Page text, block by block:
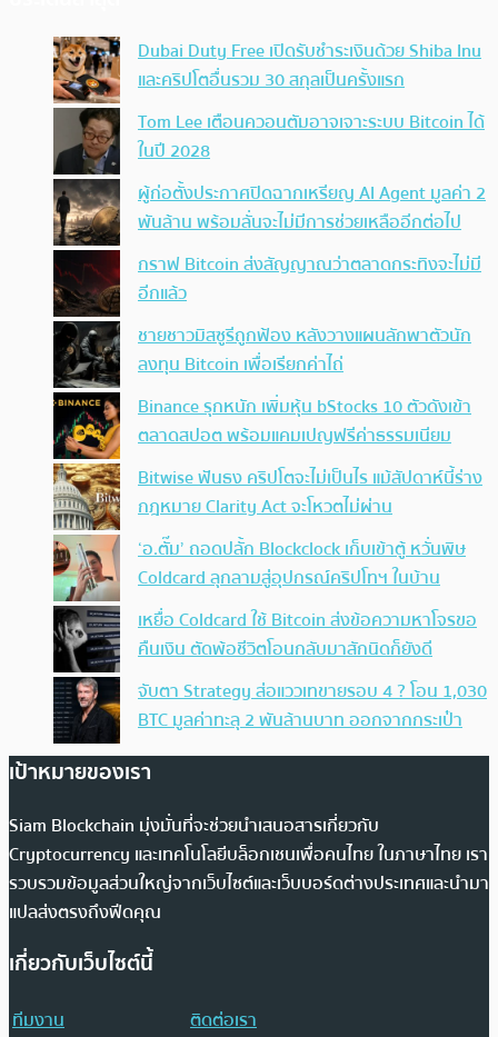
Dubai Duty Free เปิดรับชำระเงินด้วย Shiba Inu
และคริปโตอื่นรวม 30 สกุลเป็นครั้งแรก
Tom Lee เตือนควอนตัมอาจเจาะระบบ Bitcoin ได้
ในปี 2028
ผู้ก่อตั้งประกาศปิดฉากเหรียญ AI Agent มูลค่า 2
พันล้าน พร้อมลั่นจะไม่มีการช่วยเหลืออีกต่อไป
กราฟ Bitcoin ส่งสัญญาณว่าตลาดกระทิงจะไม่มี
อีกแล้ว
ชายชาวมิสซูรีถูกฟ้อง หลังวางแผนลักพาตัวนัก
ลงทุน Bitcoin เพื่อเรียกค่าไถ่
Binance รุกหนัก เพิ่มหุ้น bStocks 10 ตัวดังเข้า
ตลาดสปอต พร้อมแคมเปญฟรีค่าธรรมเนียม
Bitwise ฟันธง คริปโตจะไม่เป็นไร แม้สัปดาห์นี้ร่าง
กฎหมาย Clarity Act จะโหวตไม่ผ่าน
‘อ.ตั๊ม’ ถอดปลั้ก Blockclock เก็บเข้าตู้ หวั่นพิษ
Coldcard ลุกลามสู่อุปกรณ์คริปโทฯ ในบ้าน
เหยื่อ Coldcard ใช้ Bitcoin ส่งข้อความหาโจรขอ
คืนเงิน ตัดพ้อชีวิตโอนกลับมาสักนิดก็ยังดี
จับตา Strategy ส่อแววเทขายรอบ 4 ? โอน 1,030
BTC มูลค่าทะลุ 2 พันล้านบาท ออกจากกระเป๋า
เป้าหมายของเรา
Siam Blockchain มุ่งมั่นที่จะช่วยนำเสนอสารเกี่ยวกับ
Cryptocurrency และเทคโนโลยีบล็อกเชนเพื่อคนไทย ในภาษาไทย เรา
รวบรวมข้อมูลส่วนใหญ่จากเว็บไซต์และเว็บบอร์ดต่างประเทศและนำมา
แปลส่งตรงถึงฟีดคุณ
เกี่ยวกับเว็บไซต์นี้
ทีมงาน
ติดต่อเรา